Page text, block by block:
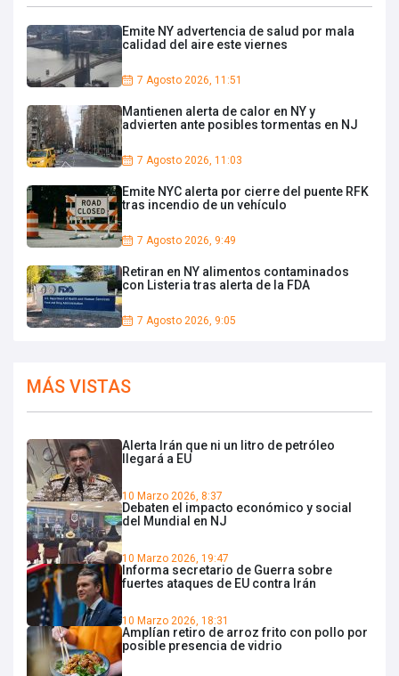
Emite NY advertencia de salud por mala
calidad del aire este viernes
7 Agosto 2026, 11:51
Mantienen alerta de calor en NY y
advierten ante posibles tormentas en NJ
7 Agosto 2026, 11:03
Emite NYC alerta por cierre del puente RFK
tras incendio de un vehículo
7 Agosto 2026, 9:49
Retiran en NY alimentos contaminados
con Listeria tras alerta de la FDA
7 Agosto 2026, 9:05
MÁS VISTAS
Alerta Irán que ni un litro de petróleo
llegará a EU
10 Marzo 2026, 8:37
Debaten el impacto económico y social
del Mundial en NJ
10 Marzo 2026, 19:47
Informa secretario de Guerra sobre
fuertes ataques de EU contra Irán
10 Marzo 2026, 18:31
Amplían retiro de arroz frito con pollo por
posible presencia de vidrio